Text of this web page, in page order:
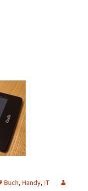
Buch, Handy, IT